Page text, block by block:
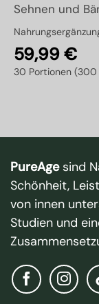
Sehnen und
59,99€
30 Portionen (300
PureAgesind
Schönheit,
von innen
Studien und